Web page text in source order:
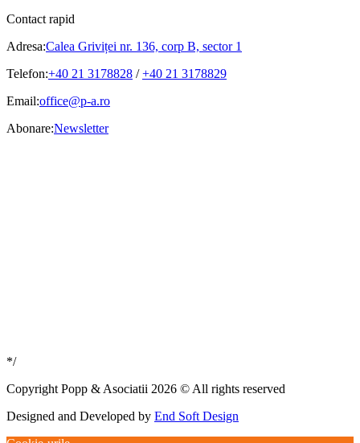
Contact rapid
Adresa:Calea Griviței nr. 136, corp B, sector 1
Telefon:+40 21 3178828 /+40 21 3178829
Email:office@p-a.ro
Abonare:Newsletter
*/
Copyright Popp & Asociatii 2026 © All rights reserved
Designed and Developed by End Soft Design